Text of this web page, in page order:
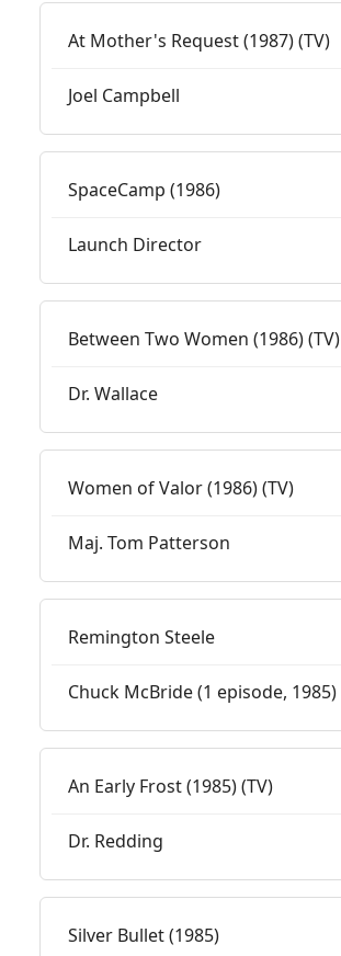
At Mother's Request (1987) (TV)
Joel Campbell
SpaceCamp (1986)
Launch Director
Between Two Women (1986) (TV)
Dr. Wallace
Women of Valor (1986) (TV)
Maj. Tom Patterson
Remington Steele
Chuck McBride (1 episode, 1985)
An Early Frost (1985) (TV)
Dr. Redding
Silver Bullet (1985)